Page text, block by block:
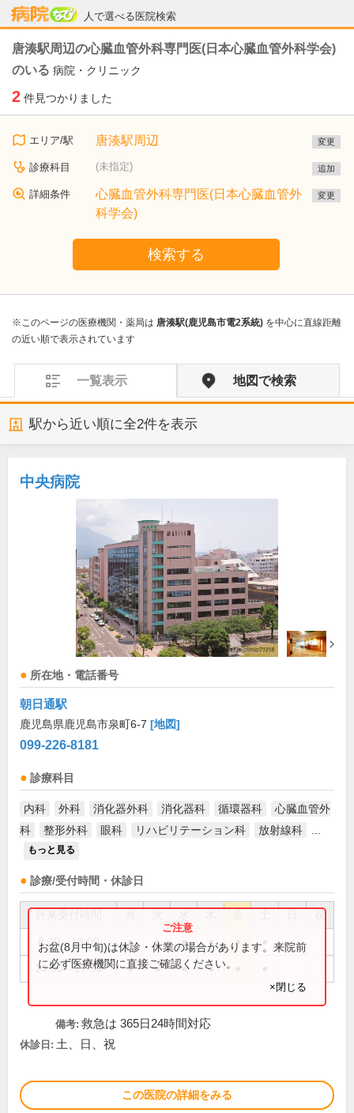
人で選べる医院検索
病院なび
唐湊駅周辺の心臓血管外科専門医(日本心臓血管外科学会)
のいる 病院・クリニック
2 件見つかりました
エリア/駅 唐湊駅周辺 変更
診療科目 (未指定) 追加
詳細条件
心臓血管外科専門医(日本心臓血管外
科学会)
変更
検索する
※このページの医療機関・薬局は 唐湊駅(鹿児島市電2系統) を中心に直線距離
の近い順で表示されています
一覧表示 地図で検索
駅から近い順に全2件を表示
中央病院
所在地・電話番号
朝日通駅
鹿児島県鹿児島市泉町6-7 [地図]
099-226-8181
診療科目
内科 外科 消化器外科 消化器科 循環器科
心臓血管外
科
整形外科 眼科 リハビリテーション科 放射線科
もっと見る
診療/受付時間・休診日
祝
8:30～13:00 ● ● ● ● ●
14:00～17:30 ● ● ● ●
お盆(8月中旬)は休診・休業の場合があります。来院前
に必ず医療機関に直接ご確認ください。
×閉じる
備考: 救急は 365日24時間対応
休診日: 土、日、祝
この医院の詳細をみる